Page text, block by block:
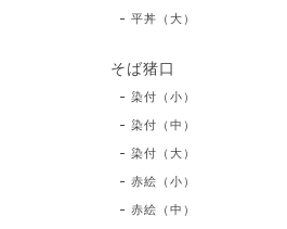
平丼（大）
そば猪口
染付（小）
染付（中）
染付（大）
赤絵（小）
赤絵（中）